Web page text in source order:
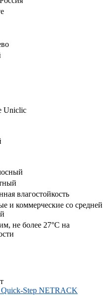
Uniclic
влагостойкость
и коммерческие со средней
не более 27°C на